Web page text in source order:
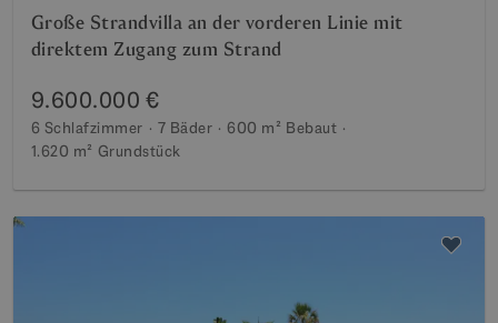
Große Strandvilla an der vorderen Linie mit
direktem Zugang zum Strand
9.600.000 €
6 Schlafzimmer 7 Bäder 600 m² Bebaut
1.620 m² Grundstück